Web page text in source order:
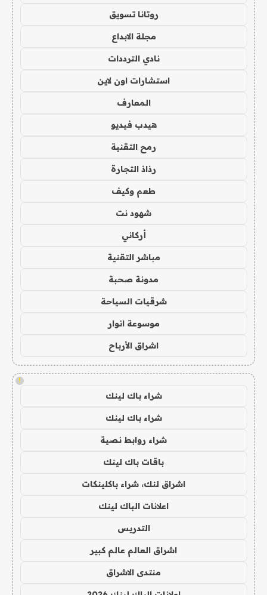
روتانا تسويق
مجلة الابداع
نادي الترددات
استشارات اون لاين
المعارف
هيدب فيديو
رمح التقنية
رذاذ التجارة
طعم وكيف
شهود نت
أركاني
مباشر التقنية
مدونة صحبة
شرقيات السياحة
موسوعة انوار
اشراق الأرباح
!
شراء باك لينك
شراء باك لينك
شراء روابط نصية
باقات باك لينك
اشراق لنك، شراء باكلينكات
اعلانات الباك لينك
التدريس
اشراق العالم عالم كبير
منتدى الاشراق